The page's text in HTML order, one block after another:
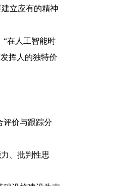
立应有的精神
“在人工智能时
挥人的独特价
评价与跟踪分
、批判性思